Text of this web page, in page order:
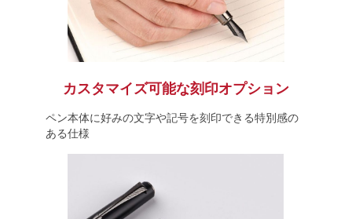
カスタマイズ可能な刻印オプション
ペン本体に好みの文字や記号を刻印できる特別感の
ある仕様